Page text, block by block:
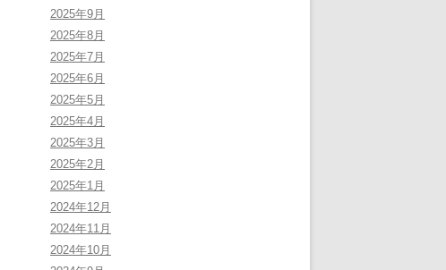
2025年9月
2025年8月
2025年7月
2025年6月
2025年5月
2025年4月
2025年3月
2025年2月
2025年1月
2024年12月
2024年11月
2024年10月